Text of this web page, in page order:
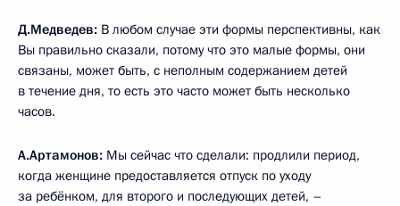
Д.Медведев: В любом случае эти формы перспективны, как
Вы правильно сказали, потому что это малые формы, они
связаны, может быть, с неполным содержанием детей
в течение дня, то есть это часто может быть несколько
часов.
А.Артамонов: Мы сейчас что сделали: продлили период,
когда женщине предоставляется отпуск по уходу
за ребёнком, для второго и последующих детей, –